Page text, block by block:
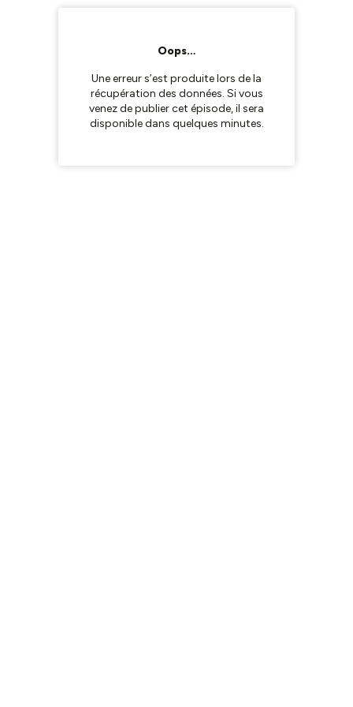
Oops…
Une erreur s’est produite lors de la
récupération des données. Si vous
venez de publier cet épisode, il sera
disponible dans quelques minutes.